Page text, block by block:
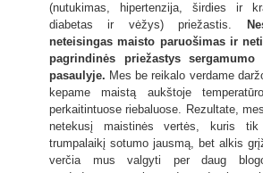
(nutukimas, hipertenzija, širdies ir
diabetas ir vėžys) priežastis.
neteisingas maisto paruošimas ir
pagrindinės priežastys
pasaulyje. Mes be reikalo verdame
kepame maistą aukštoje
perkaitintuose riebaluose. Rezultate,
netekusį maistinės vertės, kuris tik
trumpalaikį sotumo jausmą, bet alkis
verčia mus valgyti per daug